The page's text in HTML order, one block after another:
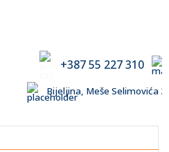
+387 55 227 310
Bijeljina, Meše Selimovića